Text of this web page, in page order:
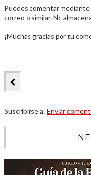
Puedes comentar
correo o similar. No
¡Muchas gracias por tu
Suscribirse a: Enviar